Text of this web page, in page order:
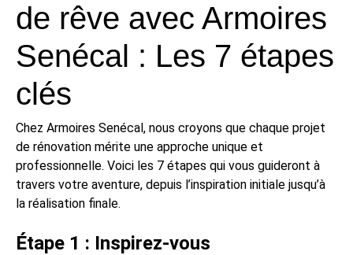
de rêve avec Armoires
Senécal : Les 7 étapes
clés
Chez Armoires Senécal, nous croyons que chaque projet
de rénovation mérite une approche unique et
professionnelle. Voici les 7 étapes qui vous guideront à
travers votre aventure, depuis l’inspiration initiale jusqu’à
la réalisation finale.
Étape 1 : Inspirez-vous